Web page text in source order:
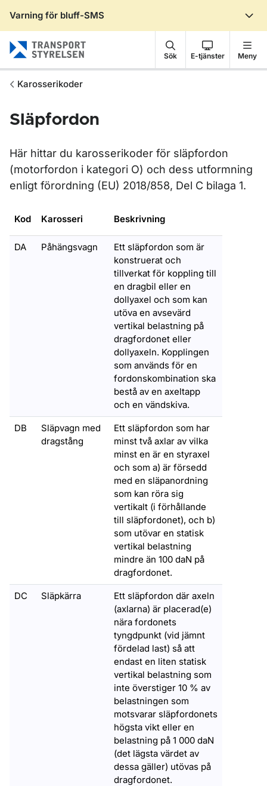
Varning för bluff-SMS
Sök E-tjänster Meny
Karosserikoder
Släpfordon
Här hittar du karosserikoder för släpfordon
(motorfordon i kategori O) och dess utformning
enligt förordning (EU) 2018/858, Del C bilaga 1.
Kod Karosseri Beskrivning
DA Påhängsvagn
Ett släpfordon som är
konstruerat och
tillverkat för koppling till
en dragbil eller en
dollyaxel och som kan
utöva en avsevärd
vertikal belastning på
dragfordonet eller
dollyaxeln. Kopplingen
som används för en
fordonskombination ska
bestå av en axeltapp
och en vändskiva.
DB
Släpvagn med
dragstång
Ett släpfordon som har
minst två axlar av vilka
minst en är en styraxel
och som a) är försedd
med en släpanordning
som kan röra sig
vertikalt (i förhållande
till släpfordonet), och b)
som utövar en statisk
vertikal belastning
mindre än 100 daN på
dragfordonet.
DC Släpkärra
Ett släpfordon där axeln
(axlarna) är placerad(e)
nära fordonets
tyngdpunkt (vid jämnt
fördelad last) så att
endast en liten statisk
vertikal belastning som
inte överstiger 10 % av
belastningen som
motsvarar släpfordonets
högsta vikt eller en
belastning på 1 000 daN
(det lägsta värdet av
dessa gäller) utövas på
dragfordonet.